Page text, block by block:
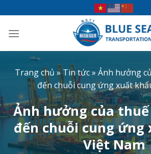
qua
nội
Trang chủ »Tin tức» Ảnh hưởng
đến chuỗi cung ứng xuất
Ảnh hưởng của
đến chuỗi cung ứng
Việt Nam